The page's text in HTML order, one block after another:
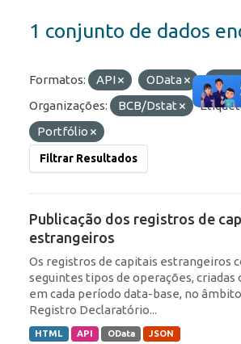
1 conjunto de dados
Formatos: API OData
Organizações:
BCB/Dstat
Portfólio
Filtrar Resultados
Publicação dos registros de
estrangeiros
Os registros de capitais estrangeiros
seguintes tipos de operações, criadas
em cada período data-base, no
Registro Declaratório...
HTML API OData JSON